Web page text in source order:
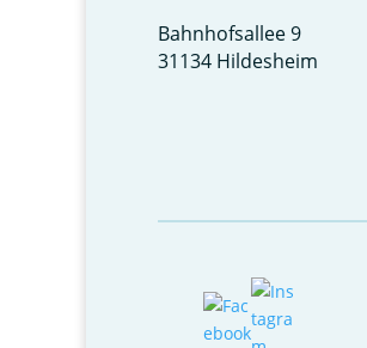
Bahnhofsallee 9
31134 Hildesheim